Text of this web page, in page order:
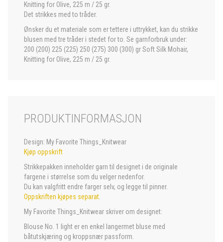
Knitting for Olive, 225 m / 25 gr.
Det strikkes med to tråder.
Ønsker du et materiale som er tettere i uttrykket, kan du strikke
blusen med tre tråder i stedet for to. Se garnforbruk under:
200 (200) 225 (225) 250 (275) 300 (300) gr Soft Silk Mohair,
Knitting for Olive, 225 m / 25 gr.
PRODUKTINFORMASJON
Design: My Favorite Things_Knitwear
Kjøp oppskrift
Strikkepakken inneholder garn til designet i de originale
fargene i størrelse som du velger nedenfor.
Du kan valgfritt endre farger selv, og legge til pinner.
Oppskriften kjøpes separat
My Favorite Things_Knitwear skriver om designet:
Blouse No. 1 light er en enkel langermet bluse med
båtutskjæring og kroppsnær passform.